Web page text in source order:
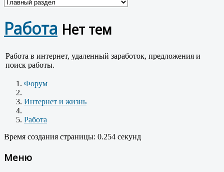
Работа Нет тем
Работа в интернет, удаленный заработок, предложения и
поиск работы.
Форум
Интернет и жизнь
Работа
Время создания страницы: 0.254 секунд
Меню